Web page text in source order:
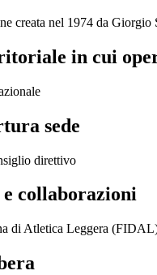
creata nel 1974 da
in cui
sede
direttivo
collaborazioni
di Atletica Leggera